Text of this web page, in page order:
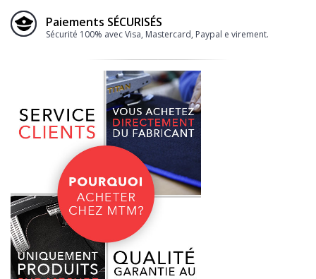
Paiements SÉCURISÉS
Sécurité 100% avec Visa, Mastercard, Paypal e virement.